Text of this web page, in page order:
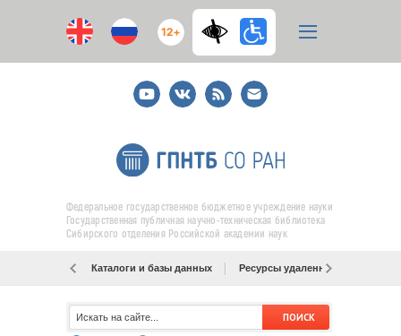
12+
YoutubeВКонтакте
RSS
E-
mail
подписка
Федеральное государственное бюджетное учреждение науки
Государственная публичная научно-техническая библиотека
Сибирского отделения Российской академии наук
Каталоги и базы данных Ресурсы удаленного доступа